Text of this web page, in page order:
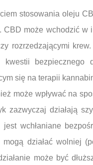
stosowania oleju
może wchodzić w
rozrzedzającymi
bezpiecznego
się na terapii
może wpływać na
zazwyczaj działają
wchłaniane
mogą działać wolniej
może być